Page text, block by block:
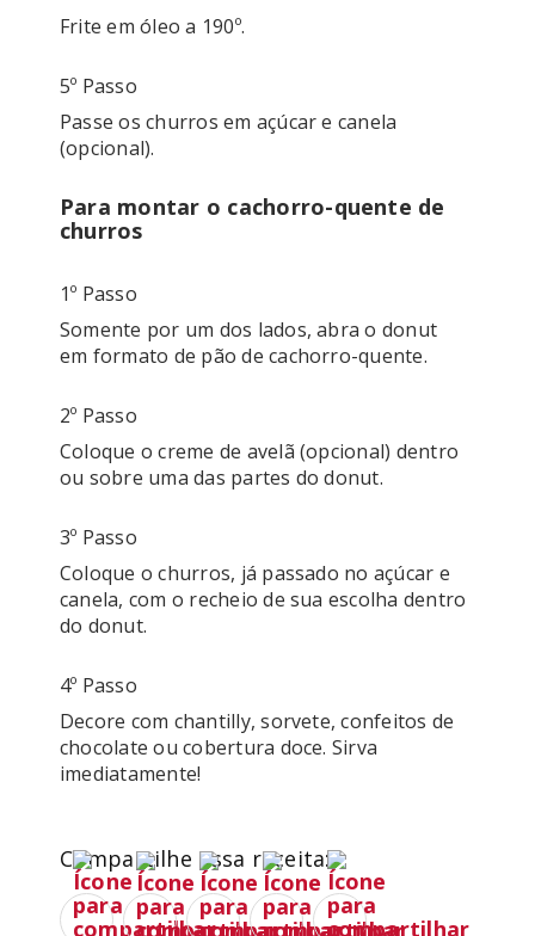
5º Passo
Passe os churros em açúcar e canela
Para montar o cachorro-quente de
churros
1º Passo
Somente por um dos lados, abra o donut
2º Passo
Coloque o creme de avelã (opcional) dentro
ou sobre uma das partes do donut.
3º Passo
Coloque o churros, já passado no açúcar e
canela, com o recheio de sua escolha dentro
do donut.
4º Passo
Decore com chantilly, sorvete, confeitos de
chocolate ou cobertura doce. Sirva
Compartilhe essa receita: